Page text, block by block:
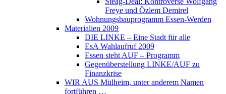
Freye und Özlem Demirel
Wohnungsbauprogramm Essen-Werden
Materialien 2009
DIE LINKE – Eine Stadt für alle
EsA Wahlaufruf 2009
Essen steht AUF – Programm
Gegenüberstellung LINKE/AUF zu
Finanzkrise
WIR AUS Mülheim, unter anderem Namen
fortführen …